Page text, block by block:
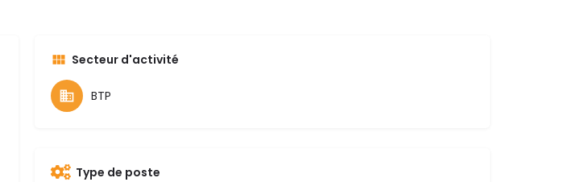
Secteur d'activité
BTP
Type de poste